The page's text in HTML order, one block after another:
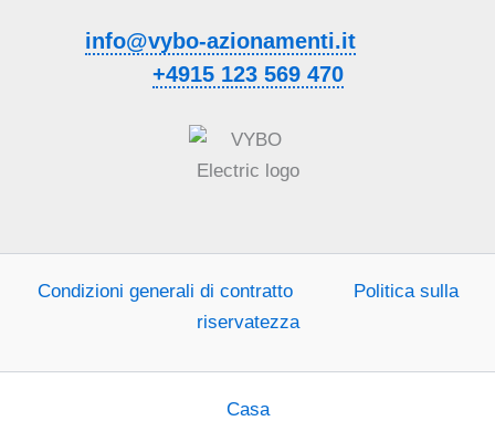
info@vybo-azionamenti.it
+4915 123 569 470
Condizioni generali di contratto
Politica sulla
riservatezza
Casa